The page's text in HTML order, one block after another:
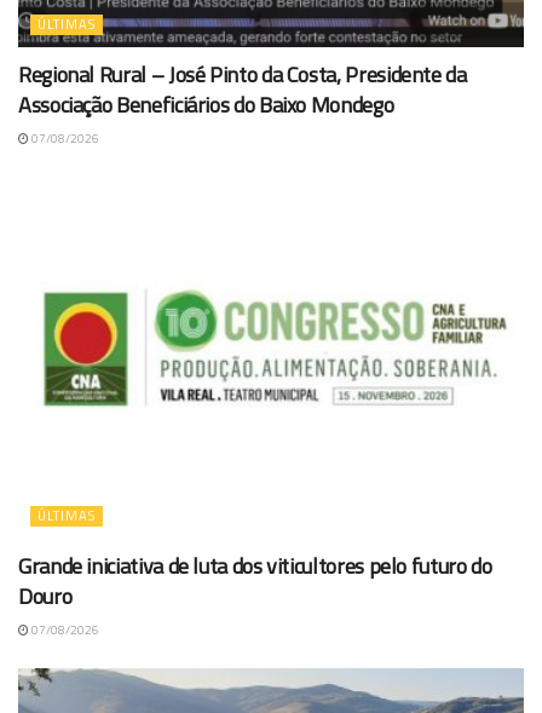
ÚLTIMAS
Regional Rural – José Pinto da Costa, Presidente da
Associação Beneficiários do Baixo Mondego
07/08/2026
ÚLTIMAS
Grande iniciativa de luta dos viticultores pelo futuro do
Douro
07/08/2026